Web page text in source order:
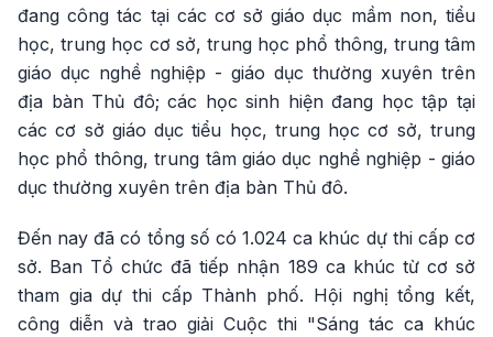
đang công tác tại các cơ sở giáo dục mầm non, tiểu
học, trung học cơ sở, trung học phổ thông, trung tâm
giáo dục nghề nghiệp - giáo dục thường xuyên trên
địa bàn Thủ đô; các học sinh hiện đang học tập tại
các cơ sở giáo dục tiểu học, trung học cơ sở, trung
học phổ thông, trung tâm giáo dục nghề nghiệp - giáo
dục thường xuyên trên địa bàn Thủ đô.
Đến nay đã có tổng số có 1.024 ca khúc dự thi cấp cơ
sở. Ban Tổ chức đã tiếp nhận 189 ca khúc từ cơ sở
tham gia dự thi cấp Thành phố. Hội nghị tổng kết,
công diễn và trao giải Cuộc thi "Sáng tác ca khúc